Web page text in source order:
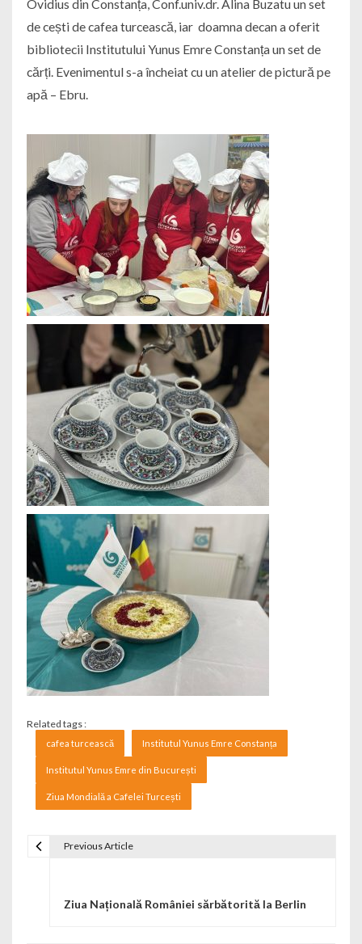
Ovidius din Constanța, Conf.univ.dr. Alina Buzatu un set
de cești de cafea turcească, iar doamna decan a oferit
bibliotecii Institutului Yunus Emre Constanța un set de
cărți. Evenimentul s-a încheiat cu un atelier de pictură pe
apă – Ebru.
Related tags :
cafea turcească Institutul Yunus Emre Constanța
Institutul Yunus Emre din București
Ziua Mondială a Cafelei Turcești
Previous Article
Ziua Națională României sărbătorită la Berlin